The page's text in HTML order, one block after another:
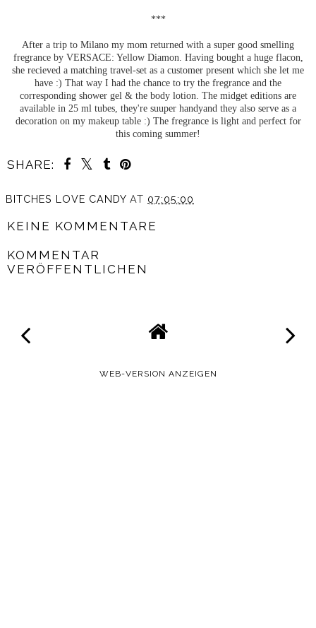
***
After a trip to Milano my mom returned with a super good smelling
fregrance by VERSACE: Yellow Diamon. Having bought a huge flacon,
she recieved a matching travel-set as a customer present which she let me
have :) That way I had the chance to try the fregrance and the
corresponding shower gel & the body lotion. The midget editions are
available in 25 ml tubes, they're suuper handyand they also serve as a
decoration on my makeup table :) The fregrance is light and perfect for
this coming summer!
SHARE:
BITCHES LOVE CANDY AT 07:05:00
KEINE KOMMENTARE
KOMMENTAR
VERÖFFENTLICHEN
WEB-VERSION ANZEIGEN